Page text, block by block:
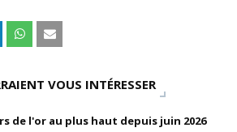
VOUS INTÉRESSER
de l'or au plus haut depuis juin 2026